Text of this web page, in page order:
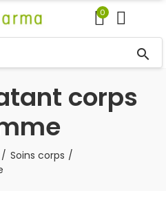
0
search
corps
Soins corps